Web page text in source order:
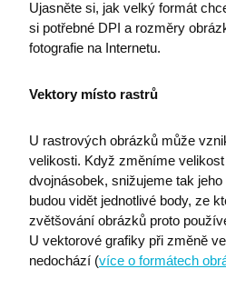
Ujasněte si, jak velký formát
si potřebné DPI a rozměry
fotografie na Internetu.
Vektory místo rastrů
U rastrových obrázků může
velikosti. Když změníme
dvojnásobek, snižujeme tak
budou vidět jednotlivé body, ze
zvětšování obrázků proto
U vektorové grafiky při změně
nedochází (více o formátech